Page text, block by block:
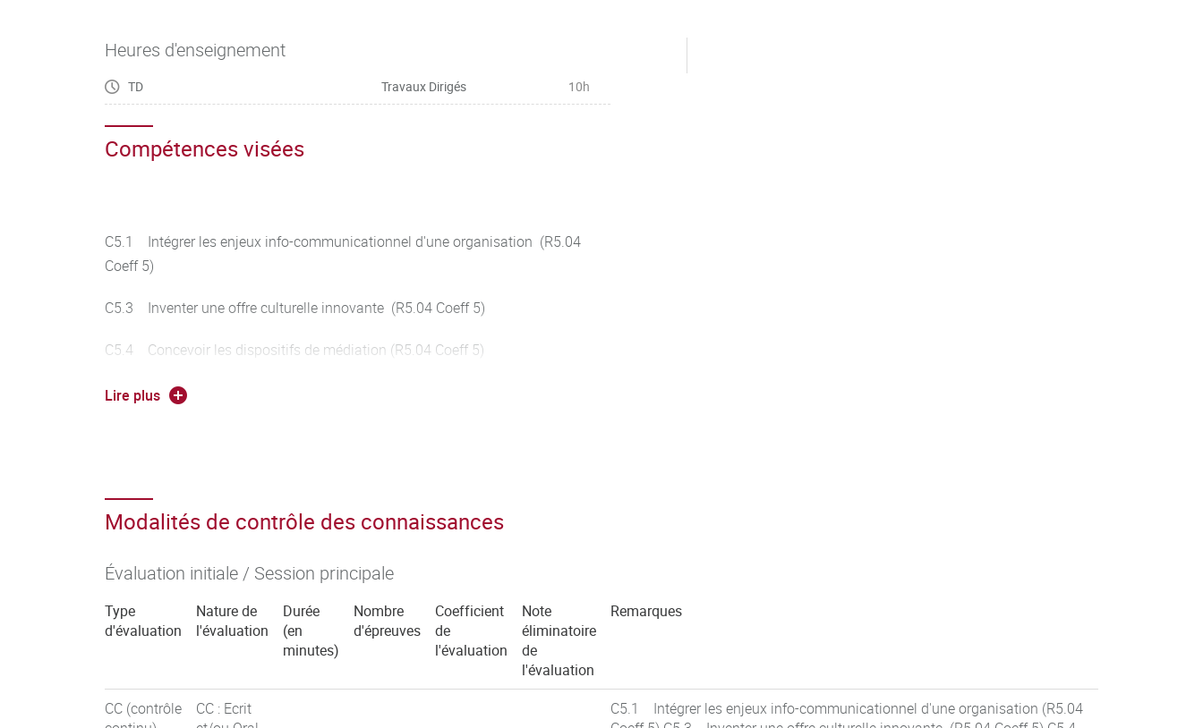
Heures d'enseignement
TD Travaux Dirigés 10h
Compétences visées
C5.1 Intégrer les enjeux info-communicationnel d'une organisation (R5.04
Coeff 5)
C5.3 Inventer une offre culturelle innovante (R5.04 Coeff 5)
C5.4 Concevoir les dispositifs de médiation (R5.04 Coeff 5)
C5.5 Manager des ressources et des équipes en fonction de la politique de
Lire plus
Modalités de contrôle des connaissances
Évaluation initiale / Session principale
Type
d'évaluation
Nature de
l'évaluation
Durée
(en
minutes)
Nombre
d'épreuves
Coefficient
de
l'évaluation
Note
éliminatoire
de
l'évaluation
Remarques
CC (contrôle
CC : Ecrit
C5.1 Intégrer les enjeux info-communicationnel d'une organisation (R5.04